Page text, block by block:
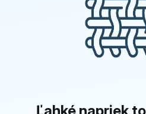
Ľahké napriek